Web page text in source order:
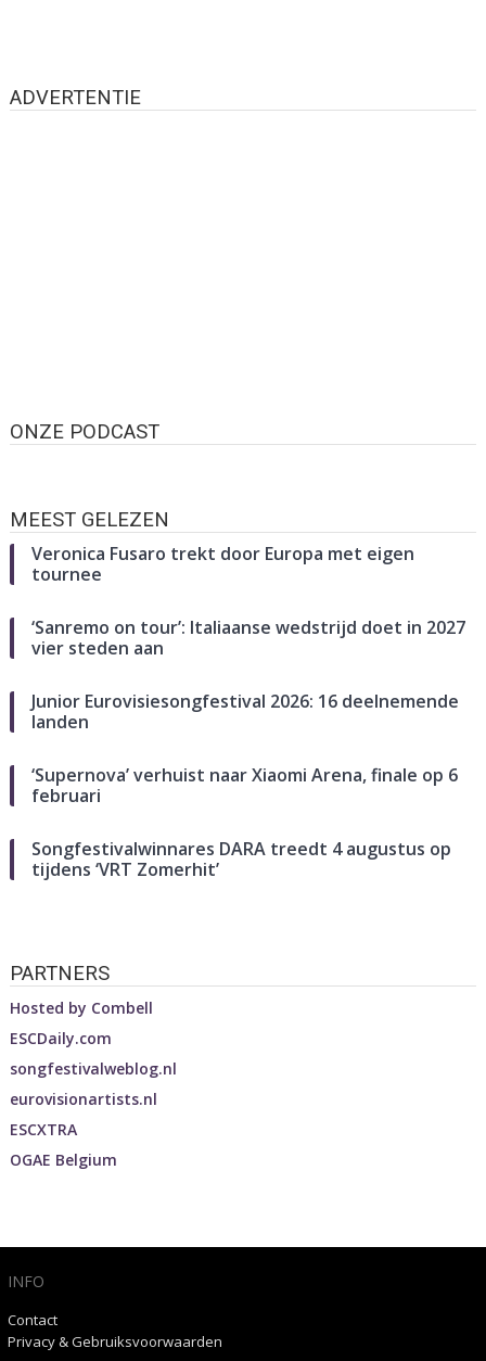
ADVERTENTIE
ONZE PODCAST
MEEST GELEZEN
Veronica Fusaro trekt door Europa met eigen
tournee
‘Sanremo on tour’: Italiaanse wedstrijd doet in 2027
vier steden aan
Junior Eurovisiesongfestival 2026: 16 deelnemende
landen
‘Supernova’ verhuist naar Xiaomi Arena, finale op 6
februari
Songfestivalwinnares DARA treedt 4 augustus op
tijdens ‘VRT Zomerhit’
PARTNERS
Hosted by Combell
ESCDaily.com
songfestivalweblog.nl
eurovisionartists.nl
ESCXTRA
OGAE Belgium
INFO
Contact
Privacy & Gebruiksvoorwaarden